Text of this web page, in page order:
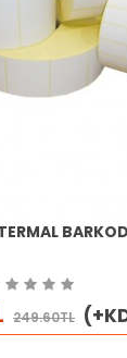
249.60TL